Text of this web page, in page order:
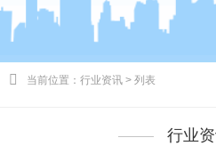
当前位置：行业资讯 > 列表
行业